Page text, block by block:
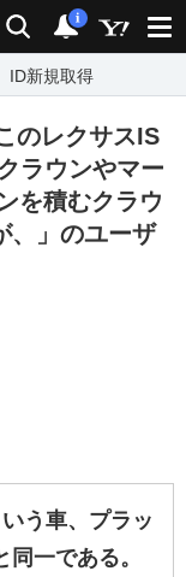
検索 通知
i
ID新規取得
のレクサスIS
ラウンやマー
を積むクラウ
、」のユーザ
う車、プラッ
一である。